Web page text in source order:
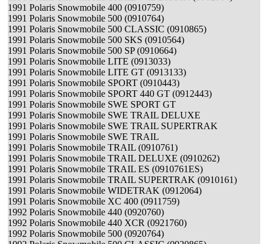
1991 Polaris Snowmobile 400 (0910759)
1991 Polaris Snowmobile 500 (0910764)
1991 Polaris Snowmobile 500 CLASSIC (0910865)
1991 Polaris Snowmobile 500 SKS (0910564)
1991 Polaris Snowmobile 500 SP (0910664)
1991 Polaris Snowmobile LITE (0913033)
1991 Polaris Snowmobile LITE GT (0913133)
1991 Polaris Snowmobile SPORT (0910443)
1991 Polaris Snowmobile SPORT 440 GT (0912443)
1991 Polaris Snowmobile SWE SPORT GT
1991 Polaris Snowmobile SWE TRAIL DELUXE
1991 Polaris Snowmobile SWE TRAIL SUPERTRAK
1991 Polaris Snowmobile SWE TRAIL
1991 Polaris Snowmobile TRAIL (0910761)
1991 Polaris Snowmobile TRAIL DELUXE (0910262)
1991 Polaris Snowmobile TRAIL ES (0910761ES)
1991 Polaris Snowmobile TRAIL SUPERTRAK (0910161)
1991 Polaris Snowmobile WIDETRAK (0912064)
1991 Polaris Snowmobile XC 400 (0911759)
1992 Polaris Snowmobile 440 (0920760)
1992 Polaris Snowmobile 440 XCR (0921760)
1992 Polaris Snowmobile 500 (0920764)